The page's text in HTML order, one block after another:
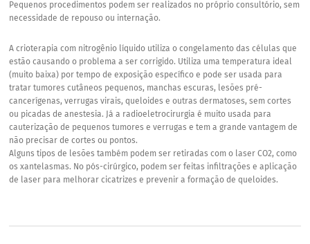
Pequenos procedimentos podem ser realizados no próprio consultório, sem
necessidade de repouso ou internação.
A crioterapia com nitrogênio líquido utiliza o congelamento das células que
estão causando o problema a ser corrigido. Utiliza uma temperatura ideal
(muito baixa) por tempo de exposição específico e pode ser usada para
tratar tumores cutâneos pequenos, manchas escuras, lesões pré-
cancerígenas, verrugas virais, queloides e outras dermatoses, sem cortes
ou picadas de anestesia. Já a radioeletrocirurgia é muito usada para
cauterização de pequenos tumores e verrugas e tem a grande vantagem de
não precisar de cortes ou pontos.
Alguns tipos de lesões também podem ser retiradas com o laser CO2, como
os xantelasmas. No pós-cirúrgico, podem ser feitas infiltrações e aplicação
de laser para melhorar cicatrizes e prevenir a formação de queloides.